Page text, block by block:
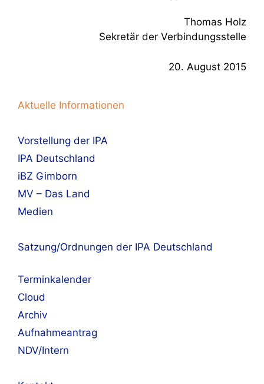
Thomas Holz
Sekretär der Verbindungsstelle
20. August 2015
Aktuelle Informationen
Vorstellung der IPA
IPA Deutschland
iBZ Gimborn
MV – Das Land
Medien
Satzung/Ordnungen der IPA Deutschland
Terminkalender
Cloud
Archiv
Aufnahmeantrag
NDV/Intern